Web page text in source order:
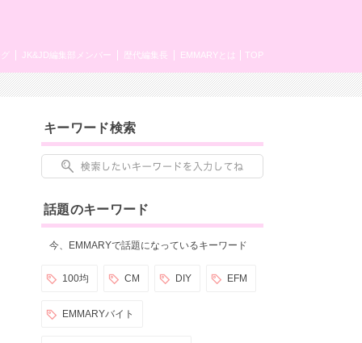
TOP
EMMARYとは
歴代編集長
JK&JD編集部メンバー
キーワード検索
話題のキーワード
今、EMMARYで話題になっているキーワード
100均 CM DIY EFM
EMMARYバイト